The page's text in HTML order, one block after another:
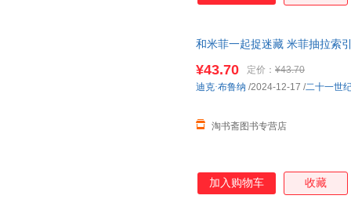
和米菲一起捉迷藏 米菲抽拉索
¥43.70 定价： ¥43.70
淘书斋图书专营店
迪克·布鲁纳 /2024-12-17 /二十一世
加入购物车 收藏